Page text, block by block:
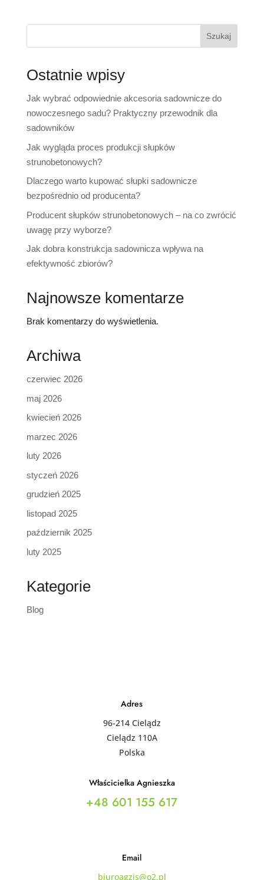
Szukaj
Ostatnie wpisy
Jak wybrać odpowiednie akcesoria sadownicze do
nowoczesnego sadu? Praktyczny przewodnik dla
sadowników
Jak wygląda proces produkcji słupków
strunobetonowych?
Dlaczego warto kupować słupki sadownicze
bezpośrednio od producenta?
Producent słupków strunobetonowych – na co zwrócić
uwagę przy wyborze?
Jak dobra konstrukcja sadownicza wpływa na
efektywność zbiorów?
Najnowsze komentarze
Brak komentarzy do wyświetlenia.
Archiwa
czerwiec 2026
maj 2026
kwiecień 2026
marzec 2026
luty 2026
styczeń 2026
grudzień 2025
listopad 2025
październik 2025
luty 2025
Kategorie
Blog
Adres
96-214 Cielądz
Cielądz 110A
Polska
Właścicielka Agnieszka
+48 601 155 617
Email
biuroagzis@o2.pl